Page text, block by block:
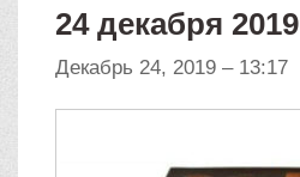
24 декабря 2019
Декабрь 24, 2019 – 13:17